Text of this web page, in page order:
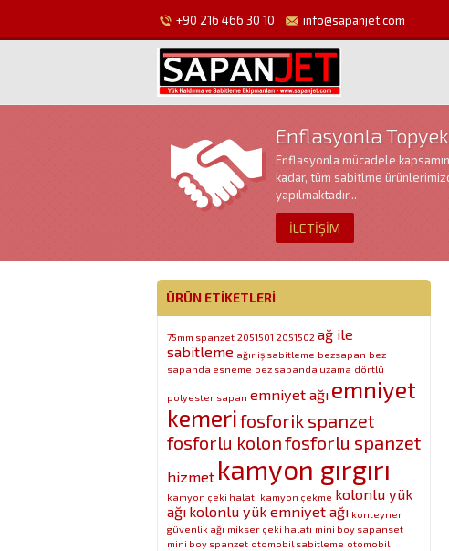
+90 216 466 30 10 info@sapanjet.com
Enflasyonla
Enflasyonla mücadele
kadar, tüm sabitlme
yapılmaktadır...
İLETİŞİM
ÜRÜN ETIKETLERI
75mm spanzet 2051501 2051502 ağ ile
sabitleme ağır iş sabitleme bezsapan bez
sapanda esneme bez sapanda uzama dörtlü
polyester sapan emniyet ağı emniyet
kemerifosforik spanzet
fosforlu kolonfosforlu spanzet
hizmet kamyon gırgırı
kamyon çeki halatı kamyon çekme kolonlu yük
ağı kolonlu yük emniyet ağı konteyner
güvenlik ağı mikser çeki halatı mini boy sapanset
mini boy spanzet otomobil sabitleme otomobil